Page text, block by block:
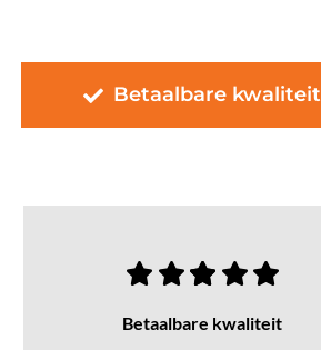
Betaalbare kwaliteit
Betaalbare kwaliteit